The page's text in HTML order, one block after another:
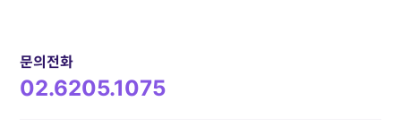
문의전화
02.6205.1075